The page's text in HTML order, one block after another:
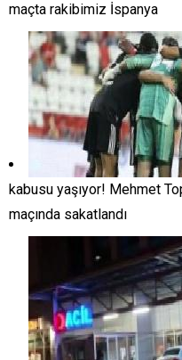
maçta rakibimiz İspanya
kabusu yaşıyor! Mehmet
maçında sakatlandı